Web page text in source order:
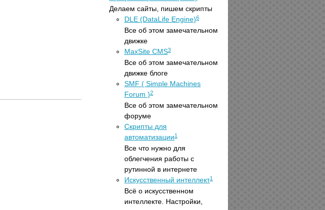
Делаем сайты, пишем скрипты
DLE (DataLife Engine)6
Все об этом замечательном
движке
MaxSite CMS3
Все об этом замечательном
движке блоге
SMF ( Simple Machines
Forum )2
Все об этом замечательном
форуме
Скрипты для
автоматизации1
Все что нужно для
облегчения работы с
рутинной в интернете
Искусственный интеллект1
Всё о искусственном
интеллекте. Настройки,